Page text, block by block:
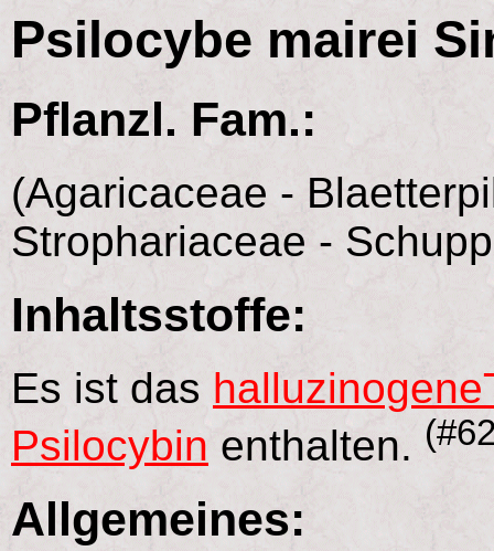
Psilocybe mairei
Pflanzl. Fam.:
(Agaricaceae -
Strophariaceae -
Inhaltsstoffe:
Es ist das
Psilocybin enthalten.
Allgemeines: